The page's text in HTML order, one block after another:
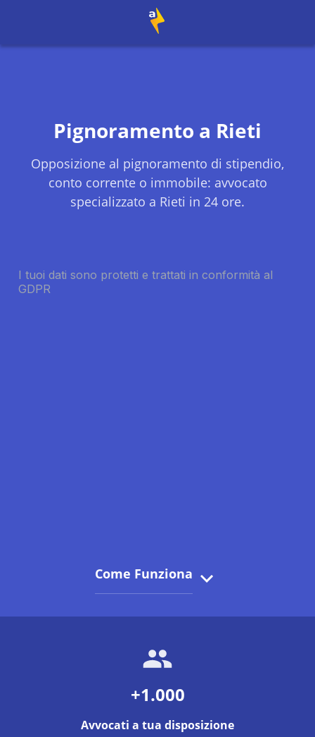
Pignoramento a Rieti
Opposizione al pignoramento di stipendio,
conto corrente o immobile: avvocato
specializzato a Rieti in 24 ore.
Come Funziona
+1.000
Avvocati a tua disposizione